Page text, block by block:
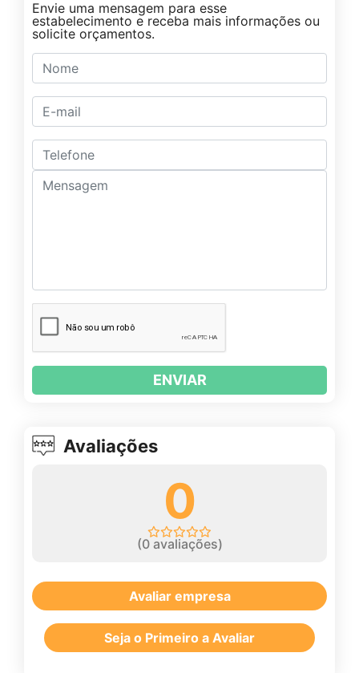
Envie uma mensagem para esse
estabelecimento e receba mais informações ou
solicite orçamentos.
ENVIAR
Avaliações
0
(0avaliações)
Avaliar empresa
Seja o Primeiro a Avaliar